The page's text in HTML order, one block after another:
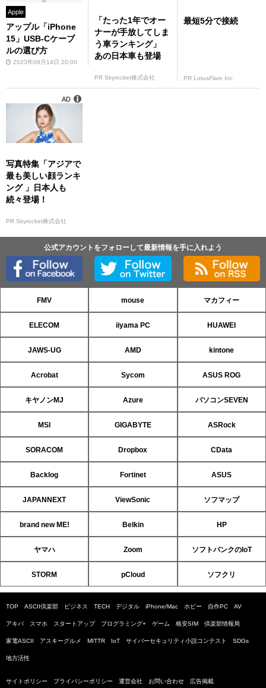
Apple
アップル「iPhone
15」USB-Cケーブ
ルの選び方
2023年09月14日 20:00
「たった1年でオー
ナーが手放してしま
う車ランキング」
あの日本車も登場
PR Skyrocket株式会社
最短5分で接続
PR LotusFlare Inc
写真特集「アジアで
最も美しい顔ランキ
ング 」日本人も
続々登場！
PR Skyrocket株式会社
AD
公式アカウントをフォローして最新情報を手に入れよう
FMV mouse マカフィー
ELECOM iiyama PC HUAWEI
JAWS-UG AMD kintone
Acrobat Sycom ASUS ROG
キヤノンMJ Azure パソコンSEVEN
MSI GIGABYTE ASRock
SORACOM Dropbox CData
Backlog Fortinet ASUS
JAPANNEXT ViewSonic ソフマップ
brand new ME! Belkin HP
ヤマハ Zoom ソフトバンクのIoT
STORM pCloud ソフクリ
TOP ASCII倶楽部 ビジネス TECH デジタル iPhone/Mac ホビー 自作PC AV
アキバ スマホ スタートアップ プログラミング+ ゲーム 格安SIM 倶楽部情報局
家電ASCII アスキーグルメ MITTR IoT サイバーセキュリティ小説コンテスト SDGs
地方活性
サイトポリシー プライバシーポリシー 運営会社 お問い合わせ 広告掲載